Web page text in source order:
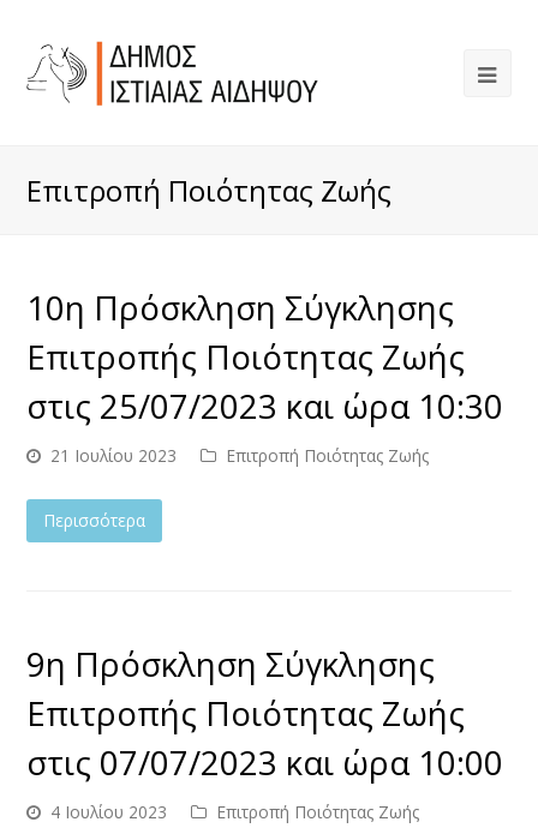
Επιτροπή Ποιότητας Ζωής
10η Πρόσκληση Σύγκλησης
Επιτροπής Ποιότητας Ζωής
στις 25/07/2023 και ώρα 10:30
21 Ιουλίου 2023 Επιτροπή Ποιότητας Ζωής
Περισσότερα
9η Πρόσκληση Σύγκλησης
Επιτροπής Ποιότητας Ζωής
στις 07/07/2023 και ώρα 10:00
4 Ιουλίου 2023 Επιτροπή Ποιότητας Ζωής